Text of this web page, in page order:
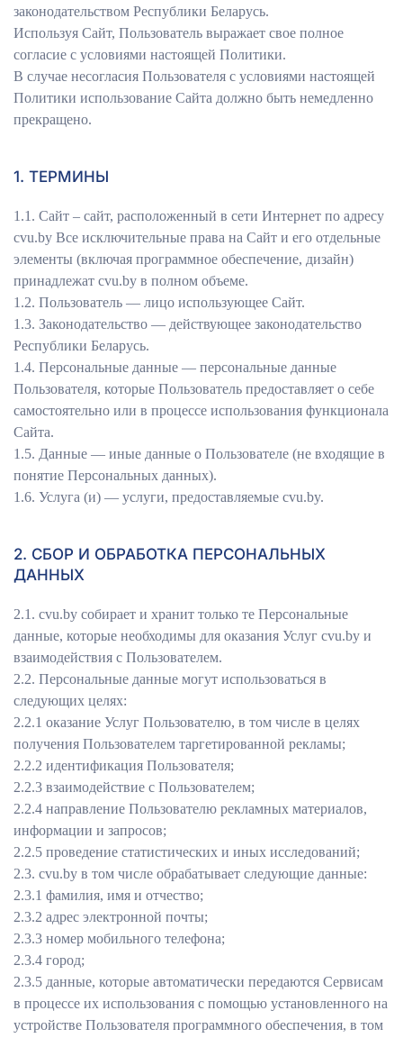
законодательством Республики Беларусь.
Используя Сайт, Пользователь выражает свое полное
согласие с условиями настоящей Политики.
В случае несогласия Пользователя с условиями настоящей
Политики использование Сайта должно быть немедленно
прекращено.
1. ТЕРМИНЫ
1.1. Сайт – сайт, расположенный в сети Интернет по адресу
сvu.by Все исключительные права на Сайт и его отдельные
элементы (включая программное обеспечение, дизайн)
принадлежат сvu.by в полном объеме.
1.2. Пользователь — лицо использующее Сайт.
1.3. Законодательство — действующее законодательство
Республики Беларусь.
1.4. Персональные данные — персональные данные
Пользователя, которые Пользователь предоставляет о себе
самостоятельно или в процессе использования функционала
Сайта.
1.5. Данные — иные данные о Пользователе (не входящие в
понятие Персональных данных).
1.6. Услуга (и) — услуги, предоставляемые сvu.by.
2. СБОР И ОБРАБОТКА ПЕРСОНАЛЬНЫХ
ДАННЫХ
2.1. сvu.by собирает и хранит только те Персональные
данные, которые необходимы для оказания Услуг сvu.by и
взаимодействия с Пользователем.
2.2. Персональные данные могут использоваться в
следующих целях:
2.2.1 оказание Услуг Пользователю, в том числе в целях
получения Пользователем таргетированной рекламы;
2.2.2 идентификация Пользователя;
2.2.3 взаимодействие с Пользователем;
2.2.4 направление Пользователю рекламных материалов,
информации и запросов;
2.2.5 проведение статистических и иных исследований;
2.3. сvu.by в том числе обрабатывает следующие данные:
2.3.1 фамилия, имя и отчество;
2.3.2 адрес электронной почты;
2.3.3 номер мобильного телефона;
2.3.4 город;
2.3.5 данные, которые автоматически передаются Сервисам
в процессе их использования с помощью установленного на
устройстве Пользователя программного обеспечения, в том